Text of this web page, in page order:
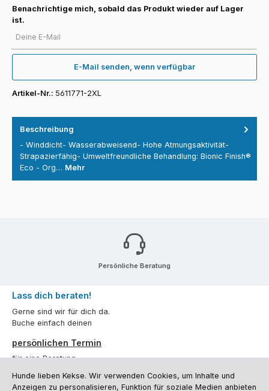
Benachrichtige mich, sobald das Produkt wieder auf Lager
ist.
E-Mail senden, wenn verfügbar
Artikel-Nr.: 5611771-2XL
Beschreibung
- Winddicht- Wasserabweisend- Hohe Atmungsaktivität-
Strapazierfähig- Umweltfreundliche Behandlung: Bionic Finish®
Eco - Org… Mehr
Persönliche Beratung
Lass dich beraten!
Gerne sind wir für dich da.
Buche einfach deinen
persönlichen Termin
für eine Beratung.
Oder über unserKontaktformular.
Hunde lieben Kekse. Wir verwenden Cookies, um Inhalte und
Anzeigen zu personalisieren, Funktion für soziale Medien anbieten